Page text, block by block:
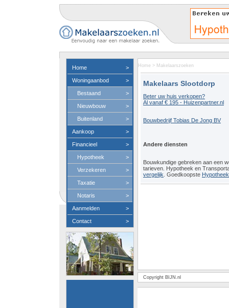
Home >
Woningaanbod >
Bestaand >
Nieuwbouw >
Buitenland >
Aankoop >
Financieel >
Hypotheek >
Verzekeren >
Taxatie >
Notaris >
Aanmelden >
Contact >
Home > Makelaarszoeken
Makelaars Slootdorp
Beter uw huis verkopen?
Al vanaf € 195 - Huizenpartner.nl
Bouwbedrijf Tobias De Jong BV
Andere diensten
Bouwkundige gebreken aan een
tarieven. Hypotheek en
vergelijk . Goedkoopste
Copyright BIJN.nl